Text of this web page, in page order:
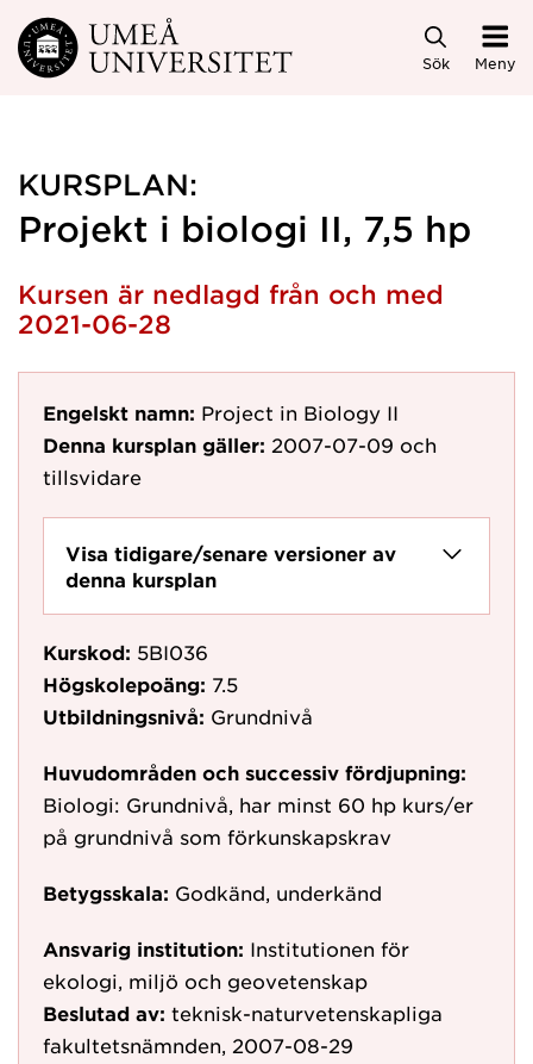
Hoppa direkt till innehållet
Sök Meny
KURSPLAN:
Projekt i biologi II, 7,5 hp
Kursen är nedlagd från och med
2021-06-28
Engelskt namn: Project in Biology II
Denna kursplan gäller: 2007-07-09 och
tillsvidare
Visa tidigare/senare versioner av
denna kursplan
Kurskod: 5BI036
Högskolepoäng: 7.5
Utbildningsnivå: Grundnivå
Huvudområden och successiv fördjupning:
Biologi: Grundnivå, har minst 60 hp kurs/er
på grundnivå som förkunskapskrav
Betygsskala: Godkänd, underkänd
Ansvarig institution: Institutionen för
ekologi, miljö och geovetenskap
Beslutad av: teknisk-naturvetenskapliga
fakultetsnämnden, 2007-08-29